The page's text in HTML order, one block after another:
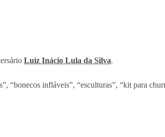
Luiz Inácio Lula da Silva.
“bonecos infláveis”, “esculturas”, “kit para